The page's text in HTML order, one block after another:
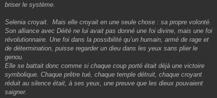
briser le système.
Selenia croyait. Mais elle croyait en une seule chose : sa propre volonté.
Son alliance avec Déité ne lui avait pas donné une foi divine, mais une foi
révolutionnaire. Une foi dans la possibilité qu’un humain, armé de rage et
de détermination, puisse regarder un dieu dans les yeux sans plier le
genou.
Elle se battait donc comme si chaque coup porté était déjà une victoire
symbolique. Chaque prêtre tué, chaque temple détruit, chaque croyant
réduit au silence était, à ses yeux, une preuve que les dieux pouvaient
saigner.